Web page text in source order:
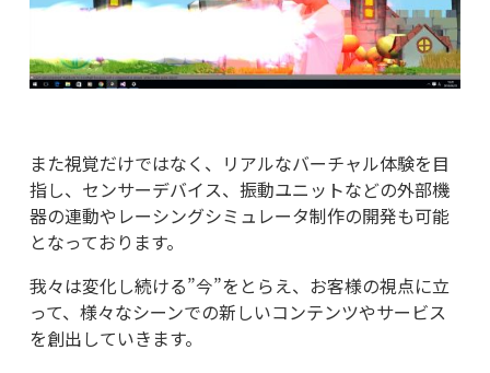
また視覚だけではなく、リアルなバーチャル体験を目
指し、センサーデバイス、振動ユニットなどの外部機
器の連動やレーシングシミュレータ制作の開発も可能
となっております。
我々は変化し続ける”今”をとらえ、お客様の視点に立
って、様々なシーンでの新しいコンテンツやサービス
を創出していきます。